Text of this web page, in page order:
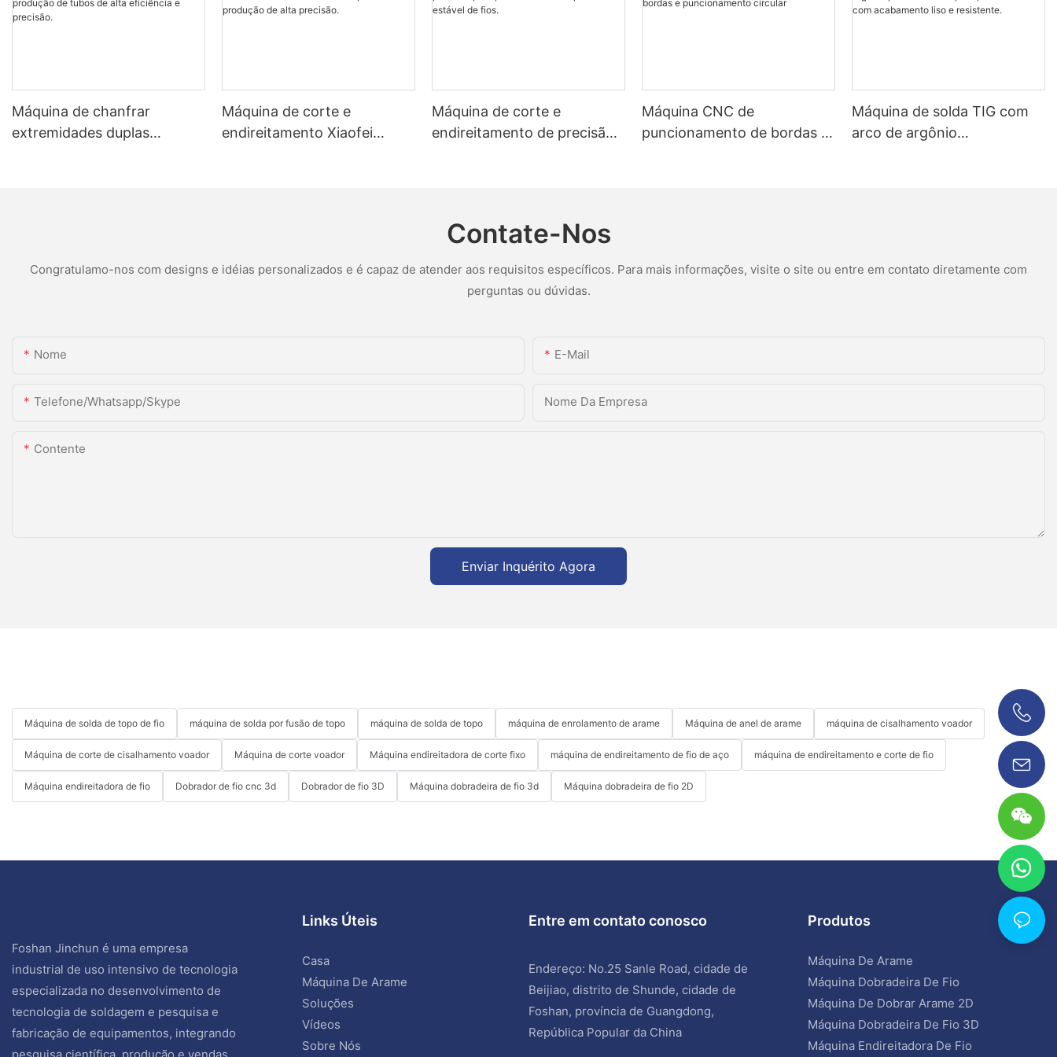
produção estável e confiável O equipamento possui funções de automação de processo completo, como alimentação automática, descarga automática, endireitamento e corte e formação de flexão,
com ações mecânicas suaves e contínuas. Com seu desempenho mecânico estável e confiável, a máquina de flexão de arame 2D pode operar continuamente por um longo tempo, com uma baixa taxa
de feroz.
Máquina de chanfrar
extremidades duplas
Máquina de corte e
endireitamento Xiaofei
Máquina de corte e
endireitamento de precisão
Máquina CNC de
puncionamento de bordas e
Máquina de solda TIG com
arco de argônio
Contate-Nos
Congratulamo-nos com designs e idéias personalizados e é capaz de atender aos requisitos específicos. Para mais informações, visite o site ou entre em contato diretamente com
perguntas ou dúvidas.
Nome E-Mail
Telefone/whatsapp/skype Nome Da Empresa
Contente
Enviar Inquérito Agora
Máquina de solda de topo de fio máquina de solda por fusão de topo máquina de solda de topo máquina de enrolamento de arame Máquina de anel de arame máquina de cisalhamento voador
Máquina de corte de cisalhamento voador Máquina de corte voador Máquina endireitadora de corte fixo máquina de endireitamento de fio de aço máquina de endireitamento e corte de fio
Máquina endireitadora de fio Dobrador de fio cnc 3d Dobrador de fio 3D Máquina dobradeira de fio 3d Máquina dobradeira de fio 2D
Foshan Jinchun é uma empresa
industrial de uso intensivo de tecnologia
especializada no desenvolvimento de
tecnologia de soldagem e pesquisa e
fabricação de equipamentos, integrando
Links Úteis
Casa
Máquina De Arame
Soluções
Vídeos
Sobre Nós
Entre em contato conosco
Endereço: No.25 Sanle Road, cidade de
Beijiao, distrito de Shunde, cidade de
Foshan, província de Guangdong,
República Popular da China
Produtos
Máquina De Arame
Máquina Dobradeira De Fio
Máquina De Dobrar Arame 2D
Máquina Dobradeira De Fio 3D
Máquina Endireitadora De Fio